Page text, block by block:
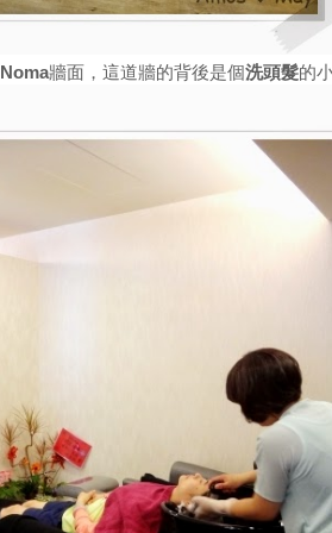
Noma牆面，這道牆的背後是個洗頭髮的